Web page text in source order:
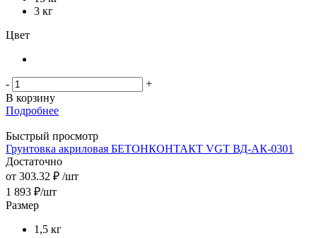
3 кг
Цвет
-
+
В корзину
Подробнее
Быстрый просмотр
Грунтовка акриловая БЕТОНКОНТАКТ VGT ВД-АК-0301
Достаточно
от 303.32 ₽ /шт
1 893 ₽/шт
Размер
1,5 кг